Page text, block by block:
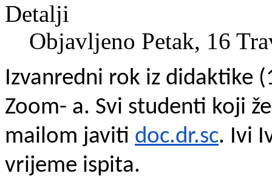
Detalji
Objavljeno Petak, 16
Izvanredni rok iz didaktike
Zoom- a. Svi studenti koji
mailom javiti doc.dr.sc. Ivi
vrijeme ispita.